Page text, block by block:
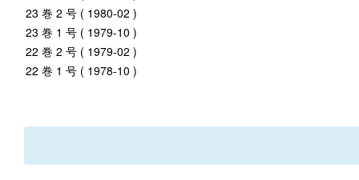
23 巻 2 号 ( 1980-02 )
23 巻 1 号 ( 1979-10 )
22 巻 2 号 ( 1979-02 )
22 巻 1 号 ( 1978-10 )